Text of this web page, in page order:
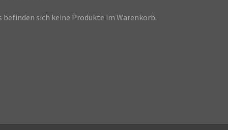
befinden sich keine Produkte im Warenkorb.